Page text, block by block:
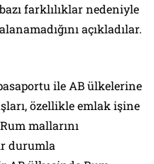
farklılıklar nedeniyle
açıkladılar.
ile AB ülkelerine
özellikle emlak işine
mallarını
durumla